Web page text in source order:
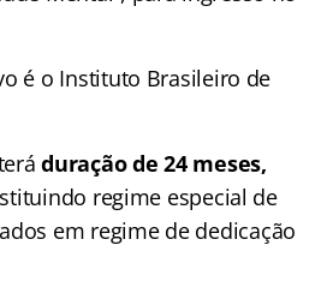
é o Instituto Brasileiro de
duração de 24 meses,
regime especial de
em regime de dedicação